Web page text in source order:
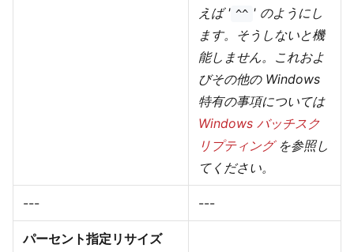
えば ' ^^ ' のようにし
ます。そうしないと機
能しません。これおよ
びその他の Windows
特有の事項については
Windows バッチスク
リプティングを参照し
てください。
--- ---
パーセント指定リサイズ